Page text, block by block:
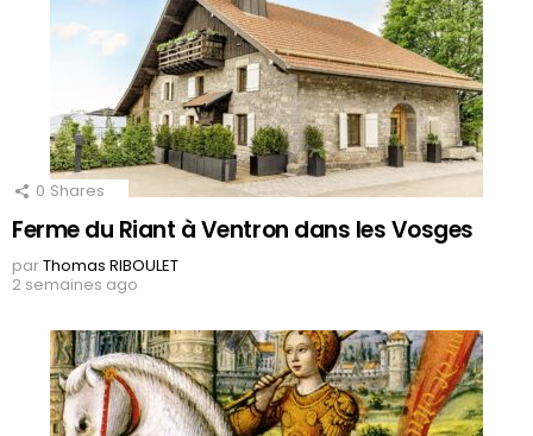
0 Shares
Ferme du Riant à Ventron dans les Vosges
parThomas RIBOULET
2 semaines ago